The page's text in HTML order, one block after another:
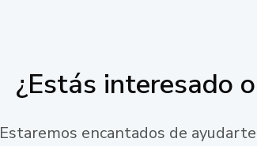
¿Estás interesado
Estaremos encantados de